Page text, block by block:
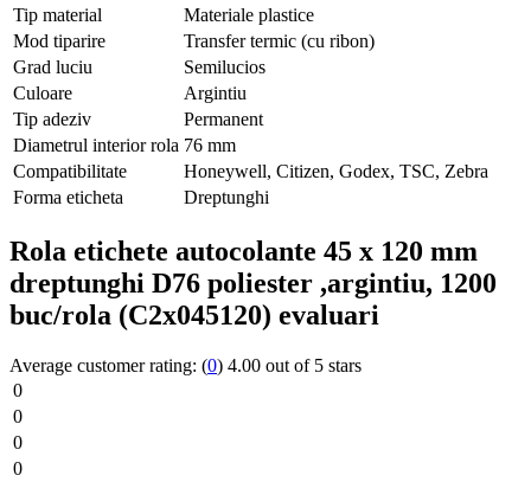
Tip material
Materiale plastice
Mod tiparire
Transfer termic (cu ribon)
Grad luciu
Semilucios
Culoare
Argintiu
Tip adeziv
Permanent
Diametrul interior rola 76 mm
Compatibilitate
Honeywell, Citizen, Godex, TSC, Zebra
Forma eticheta
Dreptunghi
Rola etichete autocolante 45 x 120 mm
dreptunghi D76 poliester ,argintiu, 1200
buc/rola (C2x045120) evaluari
Average customer rating: (0) 4.00 out of 5 stars
0
0
0
0